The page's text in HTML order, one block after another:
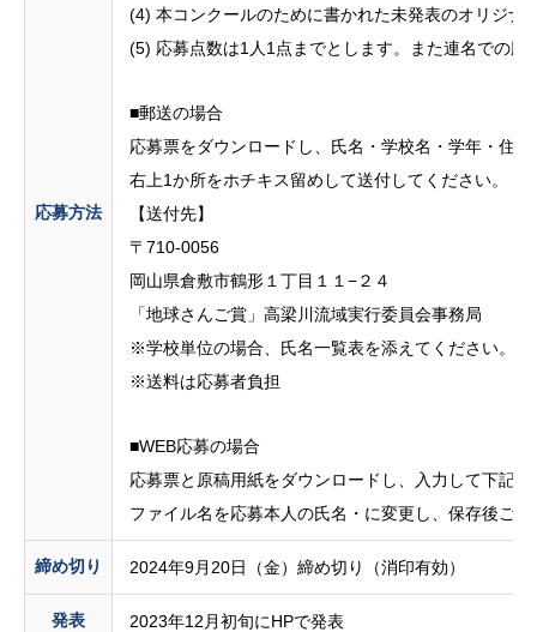
応募方法
(4) 本コンクールのために書かれた未発表のオリジナ
(5) 応募点数は1人1点までとします。また連名での応
■郵送の場合
応募票をダウンロードし、氏名・学校名・学年・住
右上1か所をホチキス留めして送付してください。
【送付先】
〒710-0056
岡山県倉敷市鶴形１丁目１１−２４
「地球さんご賞」高梁川流域実行委員会事務局
※学校単位の場合、氏名一覧表を添えてください。
※送料は応募者負担
■WEB応募の場合
応募票と原稿用紙をダウンロードし、入力して下記
ファイル名を応募本人の氏名・に変更し、保存後ご
締め切り 2024年9月20日（金）締め切り（消印有効）
発表 2023年12月初旬にHPで発表